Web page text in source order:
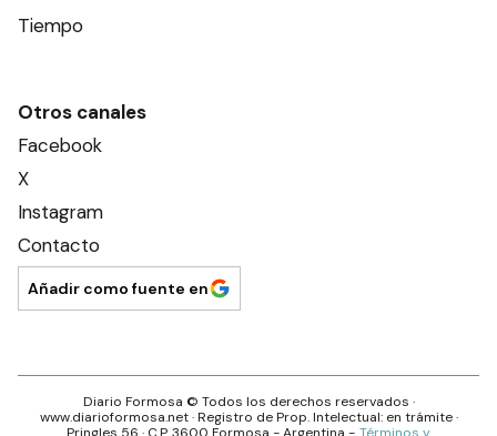
Tiempo
Otros canales
Facebook
X
Instagram
Contacto
Añadir como fuente en
Diario Formosa © Todos los derechos reservados ·
www.diarioformosa.net · Registro de Prop. Intelectual: en trámite ·
Pringles 56 · C.P. 3600 Formosa - Argentina - Términos y